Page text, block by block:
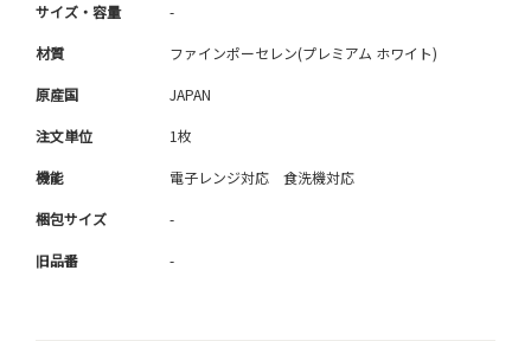
サイズ・容量 -
材質 ファインポーセレン(プレミアム ホワイト)
原産国 JAPAN
注文単位 1枚
機能 電子レンジ対応 食洗機対応
梱包サイズ -
旧品番 -